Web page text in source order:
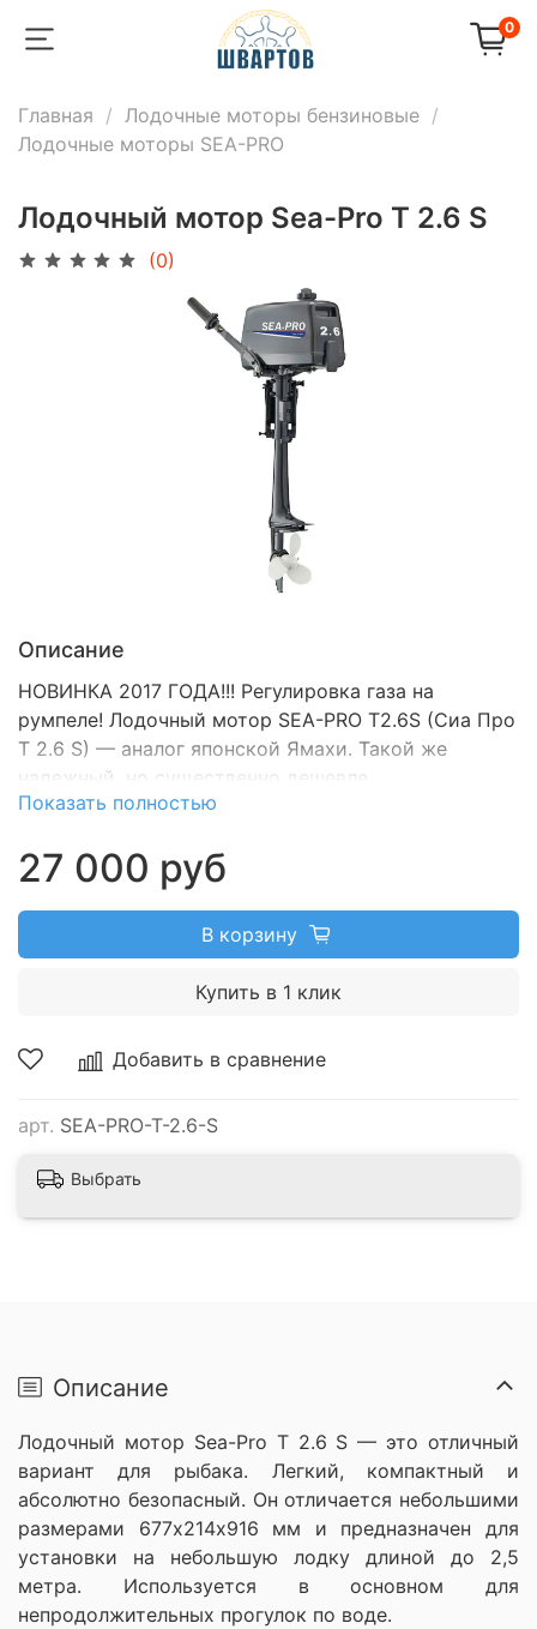
0
Главная
Лодочные моторы бензиновые
Лодочные моторы SEA-PRO
Лодочный мотор Sea-Pro T 2.6 S
(0)
Добавить в сравнение
арт. SEA-PRO-T-2.6-S
Описание
НОВИНКА 2017 ГОДА!!! Регулировка газа на
румпеле! Лодочный мотор SEA-PRO T2.6S (Сиа Про
T 2.6 S) — аналог японской Ямахи. Такой же
надежный, но существенно дешевле.
Показать полностью
27 000 руб
В корзину
Купить в 1 клик
Выбрать
Описание
Лодочный мотор Sea-Pro T 2.6 S — это отличный
вариант для рыбака. Легкий, компактный и
абсолютно безопасный. Он отличается небольшими
размерами 677х214х916 мм и предназначен для
установки на небольшую лодку длиной до 2,5
метра. Используется в основном для
непродолжительных прогулок по воде.